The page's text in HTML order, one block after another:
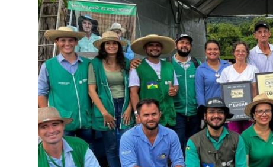
Chamados TI
Extranet
Lgpd
Gerador Senha
Solicitações